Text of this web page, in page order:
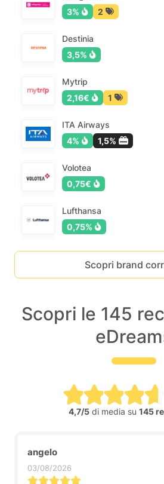
3%
2
Destinia
3,5%
Mytrip
2,16€
1
ITA Airways
4%
1,5%
Volotea
0,75€
Lufthansa
0,75%
Scopri brand
Scopri le 145
4,7/5di media su 145
angelo
03/08/2026